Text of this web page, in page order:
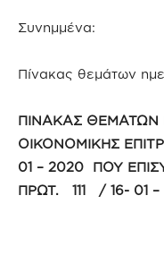
Συνημμένα:
Πίνακας θεμάτων
ΠΙΝΑΚΑΣ ΘΕΜΑΤΩΝ
ΟΙΚΟΝΟΜΙΚΗΣ
01 – 2020 ΠΟΥ
ΠΡΩΤ. 111 / 16- 01